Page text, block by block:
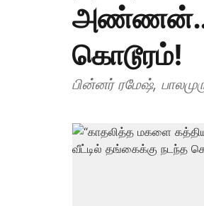
அண்ணன்…
கொடூரம்!
பின்னர் ரமேஷ்,